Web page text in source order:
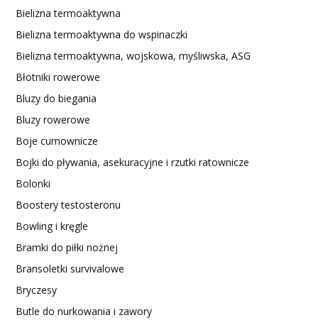
Bielizna termoaktywna
Bielizna termoaktywna do wspinaczki
Bielizna termoaktywna, wojskowa, myśliwska, ASG
Błotniki rowerowe
Bluzy do biegania
Bluzy rowerowe
Boje cumownicze
Bojki do pływania, asekuracyjne i rzutki ratownicze
Bolonki
Boostery testosteronu
Bowling i kręgle
Bramki do piłki nożnej
Bransoletki survivalowe
Bryczesy
Butle do nurkowania i zawory